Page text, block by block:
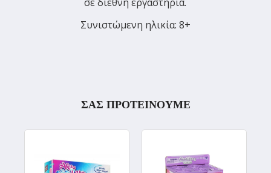
Συνιστώμενη ηλικία: 8+
ΣΑΣ ΠΡΟΤΕΙΝΟΥΜΕ